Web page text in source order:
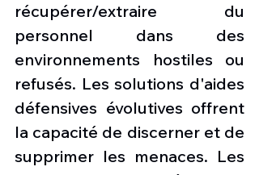
récupérer/extraire du
personnel dans des
environnements hostiles ou
refusés. Les solutions d'aides
défensives évolutives offrent
la capacité de discerner et de
supprimer les menaces. Les